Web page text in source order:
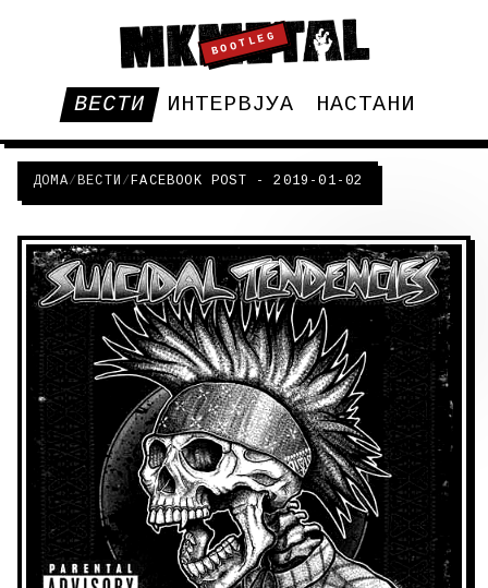
BOOTLEG
ВЕСТИ ИНТЕРВЈУА НАСТАНИ
ДОМА/ВЕСТИ /FACEBOOK POST - 2019-01-02